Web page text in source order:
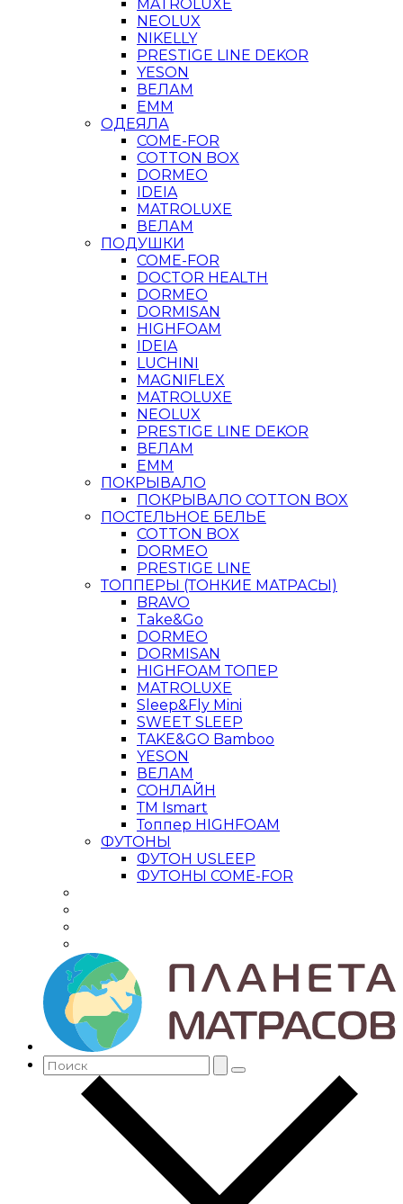
MATROLUXE
NEOLUX
NIKELLY
PRESTIGE LINE DEKOR
YESON
ВЕЛАМ
ЕММ
ОДЕЯЛА
COME-FOR
COTTON BOX
DORMEO
IDEIA
MATROLUXE
ВЕЛАМ
ПОДУШКИ
COME-FOR
DOCTOR HEALTH
DORMEO
DORMISAN
HIGHFOAM
IDEIA
LUCHINI
MAGNIFLEX
MATROLUXE
NEOLUX
PRESTIGE LINE DEKOR
ВЕЛАМ
ЕММ
ПОКРЫВАЛО
ПОКРЫВАЛО COTTON BOX
ПОСТЕЛЬНОЕ БЕЛЬЕ
COTTON BOX
DORMEO
PRESTIGE LINE
ТОППЕРЫ (ТОНКИЕ МАТРАСЫ)
BRAVO
Take&Go
DORMEO
DORMISAN
HIGHFOAM ТОПЕР
MATROLUXE
Sleep&Fly Mini
SWEET SLEEP
TAKE&GO Bamboo
YESON
ВЕЛАМ
СОНЛАЙН
ТМ Ismart
Топпер HIGHFOAM
ФУТОНЫ
ФУТОН USLEEP
ФУТОНЫ COME-FOR